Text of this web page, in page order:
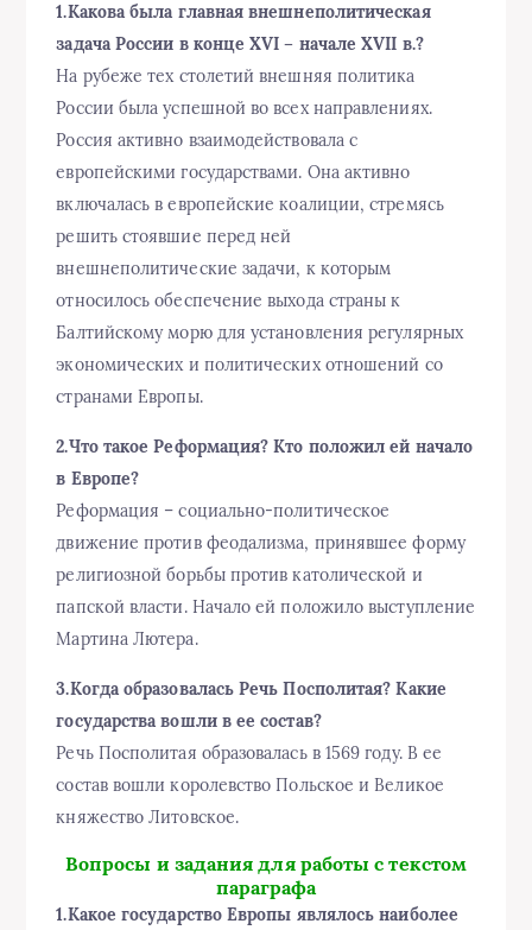
1.Какова была главная внешнеполитическая
задача России в конце XVI – начале XVII в.?
На рубеже тех столетий внешняя политика
России была успешной во всех направлениях.
Россия активно взаимодействовала с
европейскими государствами. Она активно
включалась в европейские коалиции, стремясь
решить стоявшие перед ней
внешнеполитические задачи, к которым
относилось обеспечение выхода страны к
Балтийскому морю для установления регулярных
экономических и политических отношений со
странами Европы.
2.Что такое Реформация? Кто положил ей начало
в Европе?
Реформация – социально-политическое
движение против феодализма, принявшее форму
религиозной борьбы против католической и
папской власти. Начало ей положило выступление
Мартина Лютера.
3.Когда образовалась Речь Посполитая? Какие
государства вошли в ее состав?
Речь Посполитая образовалась в 1569 году. В ее
состав вошли королевство Польское и Великое
княжество Литовское.
Вопросы и задания для работы с текстом
параграфа
1.Какое государство Европы являлось наиболее